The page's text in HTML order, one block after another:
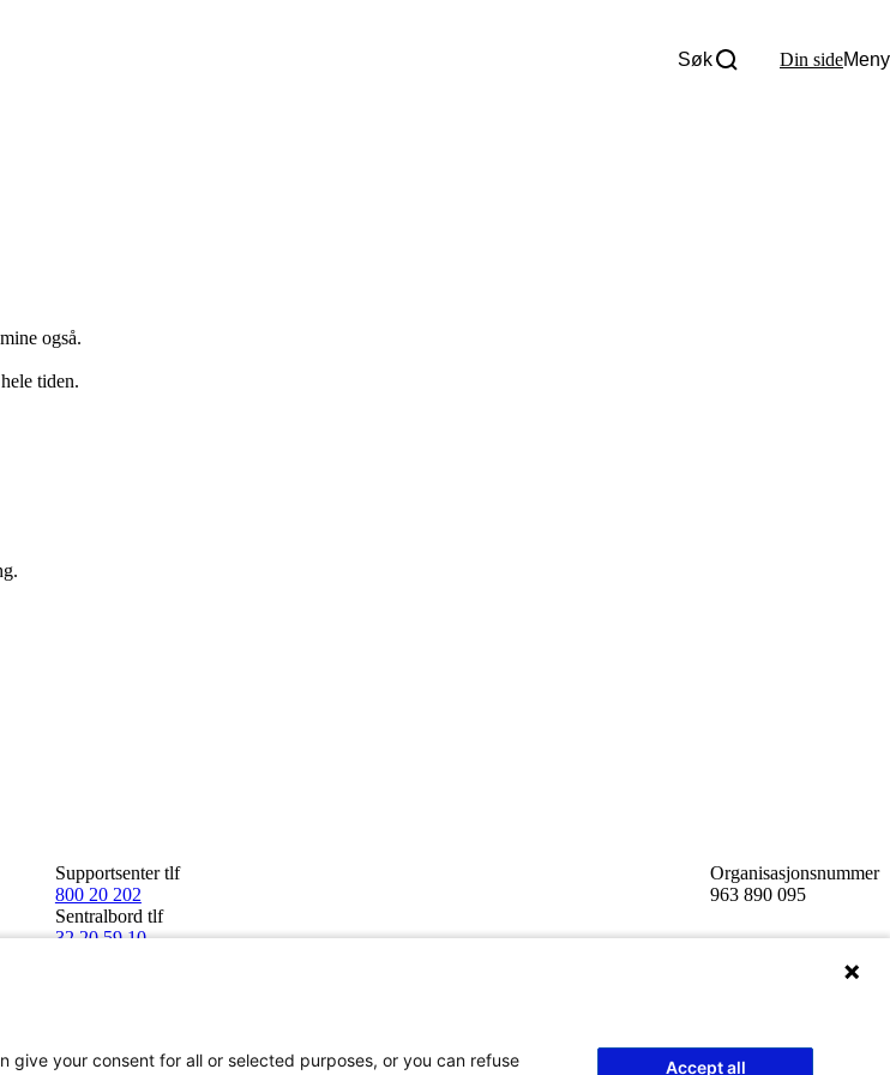
Søk Din sideMeny
også.
tiden.
Supportsenter tlf
800 20 202
Sentralbord tlf
32 20 59 10
Organisasjonsnummer
963 890 095
your consent for all or selected purposes, or you can refuse
Accept all